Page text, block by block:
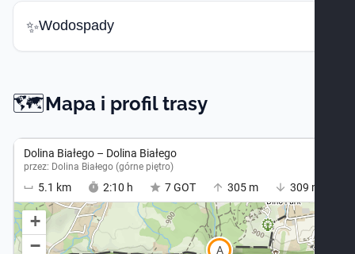
✨Wodospady
🗺️Mapa -
Mapa i profil trasy